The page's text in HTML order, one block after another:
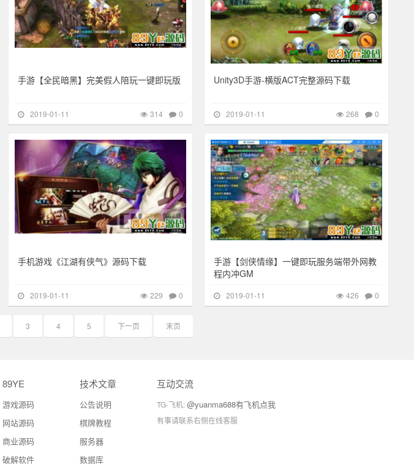
手游【全民暗黑】完美假人陪玩一键即玩版
2019-01-11 0
314
Unity3D手游-横版ACT完整源码下载
2019-01-11 0
268
手机游戏《江湖有侠气》源码下载
其他游戏 229
2019-01-11 0
229
手游【剑侠情缘】一键即玩服务端带外网教
程内冲GM
其他游戏 426
2019-01-11 0
426
3 4 5 下一页 末页
89YE
游戏源码
网站源码
商业源码
破解软件
技术文章
公告说明
棋牌教程
服务器
数据库
互动交流
TG-飞机:@yuanma688有飞机点我
有事请联系右侧在线客服